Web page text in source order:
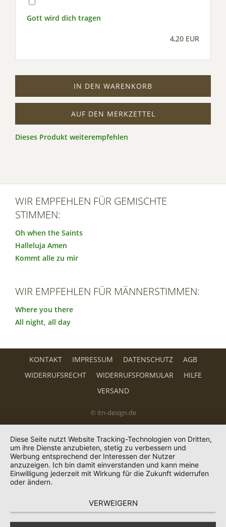
Gott wird dich tragen
4,20 EUR
IN DEN WARENKORB
AUF DEN MERKZETTEL
Dieses Produkt weiterempfehlen
WIR EMPFEHLEN FÜR GEMISCHTE
STIMMEN:
Oh when the Saints
Halleluja Amen
Kommt alle zu mir
WIR EMPFEHLEN FÜR MÄNNERSTIMMEN:
Where you there
All night, all day
KONTAKT IMPRESSUM DATENSCHUTZ
AGB
WIDERRUFSRECHT
WIDERRUFSFORMULAR
HILFE
VERSAND
© itn-design.de
Diese Seite nutzt Website Tracking-Technologien von Dritten,
um ihre Dienste anzubieten, stetig zu verbessern und
Werbung entsprechend der Interessen der Nutzer
anzuzeigen. Ich bin damit einverstanden und kann meine
Einwilligung jederzeit mit Wirkung für die Zukunft widerrufen
oder ändern.
VERWEIGERN